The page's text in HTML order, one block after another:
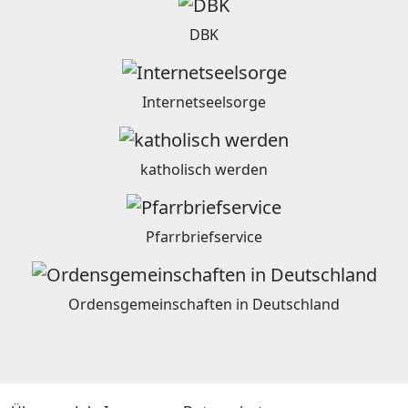
DBK
Internetseelsorge
katholisch werden
Pfarrbriefservice
Ordensgemeinschaften in Deutschland